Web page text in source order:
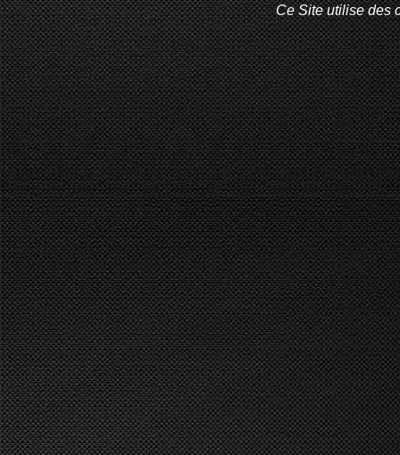
Ce Site utilise des